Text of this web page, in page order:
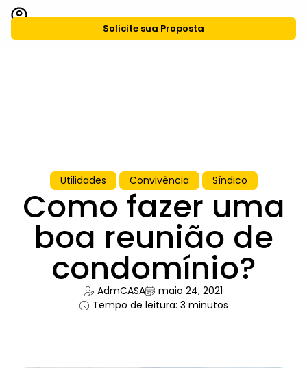
Solicite sua Proposta
Utilidades Convivência Síndico
Como fazer uma
boa reunião de
condomínio?
AdmCASA
maio 24, 2021
Tempo de leitura: 3 minutos